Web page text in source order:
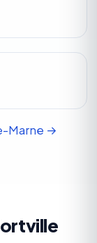
Marne →